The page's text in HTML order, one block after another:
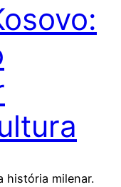
história milenar.